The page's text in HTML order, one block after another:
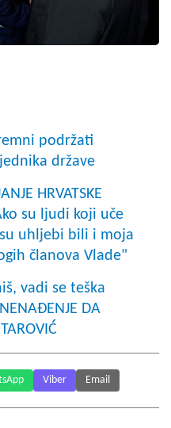
podržati
države
HRVATSKE
su ljudi koji uče
uhljebi bili i moja
članova Vlade"
vadi se teška
DA
Viber Email